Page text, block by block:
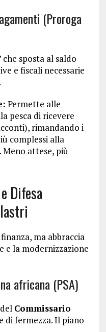
(Proroga
che sposta al saldo
e fiscali necessarie
Permette alle
pesca di ricevere
rimandando i
complessi alla
attese, più
Difesa
ma abbraccia
e la modernizzazione
africana (PSA)
Commissario
di fermezza. Il piano